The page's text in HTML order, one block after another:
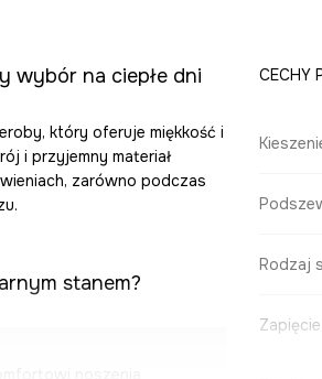
wybór na ciepłe dni
który oferuje miękkość i
i przyjemny materiał
zarówno podczas
stanem?
CECHY
Rodzaj
Zapięcie